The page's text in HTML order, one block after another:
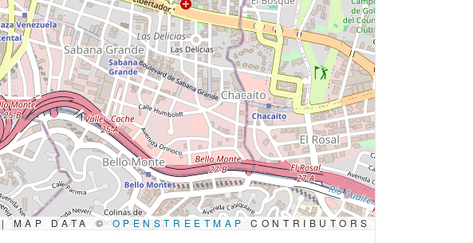
| MAP DATA ©OPENSTREETMAP CONTRIBUTORS